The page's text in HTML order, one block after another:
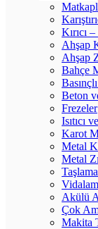
Kırıcı
Ahşap
Ahşap
Bahçe
Beton
Frezeler
Isıtıcı
Karot
Metal
Metal
Akülü
Çok
Makita